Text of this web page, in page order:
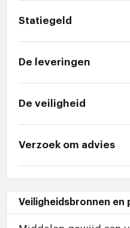
Statiegeld
De leveringen
De veiligheid
Verzoek om advies
Veiligheidsbronnen en